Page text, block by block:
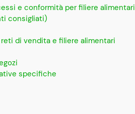
e conformità per filiere alimentari
consigliati)
di vendita e filiere alimentari
specifiche